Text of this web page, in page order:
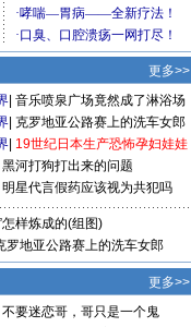
更多>>
音乐喷泉广场竟然成了淋浴场
克罗地亚公路赛上的洗车女郎
19世纪日本生产恐怖孕妇娃娃
黑河打狗打出来的问题
明星代言假药应该视为共犯吗
怎样炼成的(组图)
罗地亚公路赛上的洗车女郎
更多>>
不要迷恋哥，哥只是一个鬼